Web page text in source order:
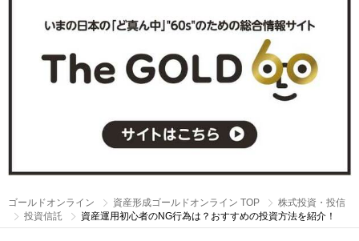
ゴールドオンライン 資産形成ゴールドオンライン TOP
株式投資・投信
投資信託
資産運用初心者のNG行為は？おすすめの投資方法を紹介！